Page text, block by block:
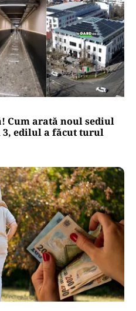
Cum arată noul sediul
edilul a făcut turul